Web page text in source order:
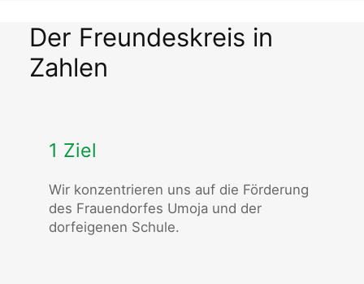
Der Freundeskreis in
Zahlen
1 Ziel
Wir konzentrieren uns auf die Förderung
des Frauendorfes Umoja und der
dorfeigenen Schule.